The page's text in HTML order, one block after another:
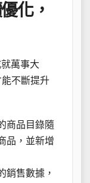
化，
萬事大
不斷提升
商品目錄隨
品，並新增
銷售數據，